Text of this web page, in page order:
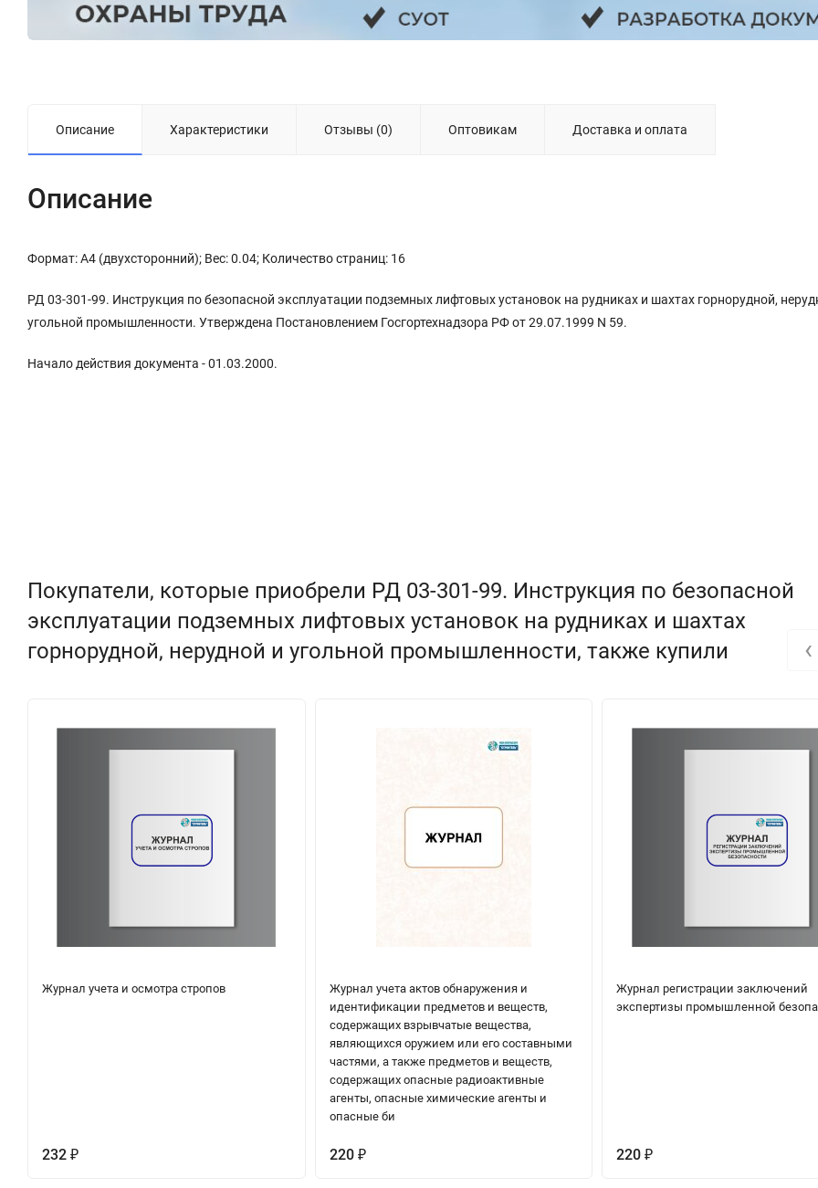
Описание Характеристики Отзывы (0) Оптовикам Доставка и оплата
Описание
Формат: А4 (двухсторонний); Вес: 0.04; Количество страниц: 16
РД 03-301-99. Инструкция по безопасной эксплуатации подземных лифтовых установок на рудниках и шахтах горнорудной,
угольной промышленности. Утверждена Постановлением Госгортехнадзора РФ от 29.07.1999 N 59.
Начало действия документа - 01.03.2000.
Покупатели, которые приобрели РД 03-301-99. Инструкция по безопасной
эксплуатации подземных лифтовых установок на рудниках и шахтах
горнорудной, нерудной и угольной промышленности, также купили
Журнал учета и осмотра стропов
232 ₽
Журнал учета актов обнаружения и
идентификации предметов и веществ,
содержащих взрывчатые вещества,
являющихся оружием или его составными
частями, а также предметов и веществ,
содержащих опасные радиоактивные
агенты, опасные химические агенты и
опасные би
220 ₽
Журнал регистрации заключений
экспертизы промышленной
220₽
‹